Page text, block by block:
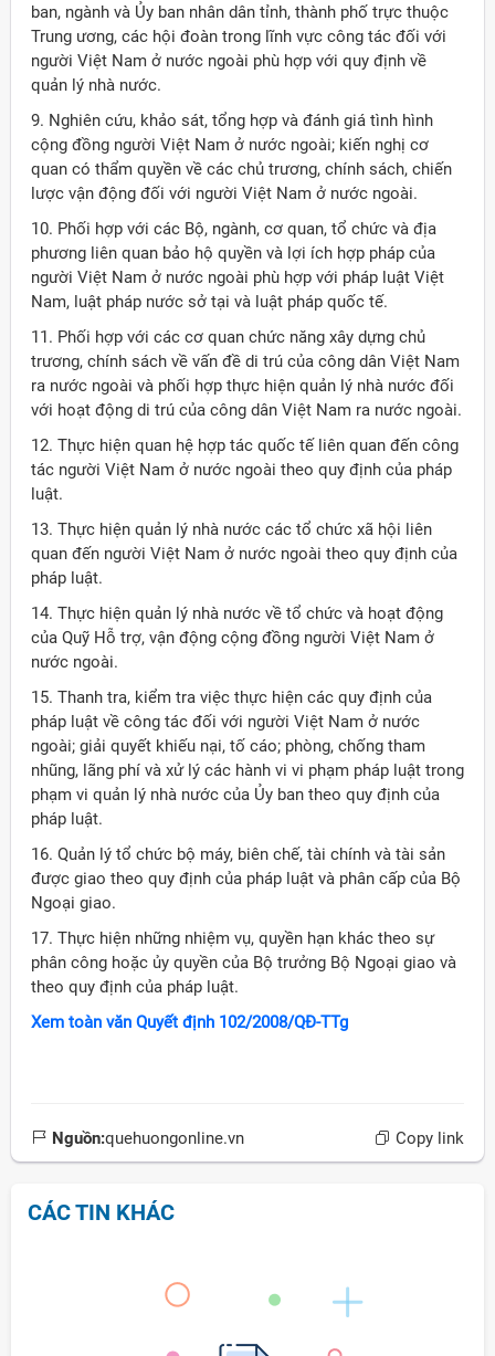
ban, ngành và Ủy ban nhân dân tỉnh, thành phố trực thuộc
Trung ương, các hội đoàn trong lĩnh vực công tác đối với
người Việt Nam ở nước ngoài phù hợp với quy định về
quản lý nhà nước.
9. Nghiên cứu, khảo sát, tổng hợp và đánh giá tình hình
cộng đồng người Việt Nam ở nước ngoài; kiến nghị cơ
quan có thẩm quyền về các chủ trương, chính sách, chiến
lược vận động đối với người Việt Nam ở nước ngoài.
10. Phối hợp với các Bộ, ngành, cơ quan, tổ chức và địa
phương liên quan bảo hộ quyền và lợi ích hợp pháp của
người Việt Nam ở nước ngoài phù hợp với pháp luật Việt
Nam, luật pháp nước sở tại và luật pháp quốc tế.
11. Phối hợp với các cơ quan chức năng xây dựng chủ
trương, chính sách về vấn đề di trú của công dân Việt Nam
ra nước ngoài và phối hợp thực hiện quản lý nhà nước đối
với hoạt động di trú của công dân Việt Nam ra nước ngoài.
12. Thực hiện quan hệ hợp tác quốc tế liên quan đến công
tác người Việt Nam ở nước ngoài theo quy định của pháp
luật.
13. Thực hiện quản lý nhà nước các tổ chức xã hội liên
quan đến người Việt Nam ở nước ngoài theo quy định của
pháp luật.
14. Thực hiện quản lý nhà nước về tổ chức và hoạt động
của Quỹ Hỗ trợ, vận động cộng đồng người Việt Nam ở
nước ngoài.
15. Thanh tra, kiểm tra việc thực hiện các quy định của
pháp luật về công tác đối với người Việt Nam ở nước
ngoài; giải quyết khiếu nại, tố cáo; phòng, chống tham
nhũng, lãng phí và xử lý các hành vi vi phạm pháp luật trong
phạm vi quản lý nhà nước của Ủy ban theo quy định của
pháp luật.
16. Quản lý tổ chức bộ máy, biên chế, tài chính và tài sản
được giao theo quy định của pháp luật và phân cấp của Bộ
Ngoại giao.
17. Thực hiện những nhiệm vụ, quyền hạn khác theo sự
phân công hoặc ủy quyền của Bộ trưởng Bộ Ngoại giao và
theo quy định của pháp luật.
Xem toàn văn Quyết định 102/2008/QĐ-TTg
Nguồn:quehuongonline.vn Copy link
CÁC TIN KHÁC